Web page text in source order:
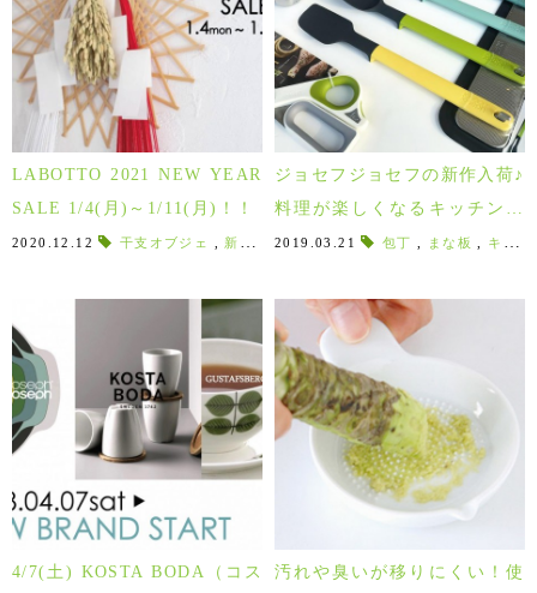
LABOTTO 2021 NEW YEAR
SALE 1/4(月)～1/11(月)！！
2020.12.12 干支オブジェ 新春運試し , 特別特価 ,リノベーション,
ジョセフジョセフの新作入荷♪
料理が楽しくなるキッチング
ッズ！
2019.03.21 包丁 まな板 キッチンばさみ
4/7(土) KOSTA BODA（コス
汚れや臭いが移りにくい！使